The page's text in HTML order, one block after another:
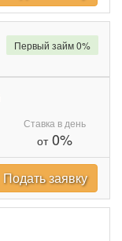
Ставка в день
от0%
Первый займ 0%
Подать заявку